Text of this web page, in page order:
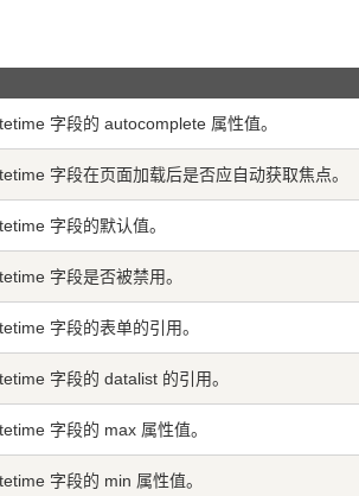
字段的 autocomplete 属性值。
字段在页面加载后是否应自动获取焦点。
字段的默认值。
字段是否被禁用。
字段的表单的引用。
字段的 datalist 的引用。
字段的 max 属性值。
字段的 min 属性值。